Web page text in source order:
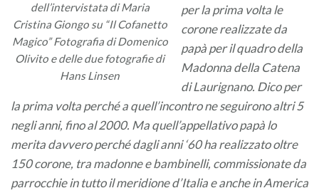
dell’intervistata di Maria
Cristina Giongo su “Il Cofanetto
Magico” Fotografia di Domenico
Olivito edelle due fotografie di
Hans Linsen
per la prima volta le
corone realizzate da
papà per il quadro della
Madonna della Catena
di Laurignano. Dico per
la prima volta perché a quell’incontro ne seguirono altri 5
negli anni, fino al 2000. Ma quell’appellativo papà lo
merita davvero perché dagli anni ‘60 ha realizzato oltre
150 corone, tra madonne e bambinelli, commissionate da
parrocchie in tutto il meridione d’Italia e anche in America